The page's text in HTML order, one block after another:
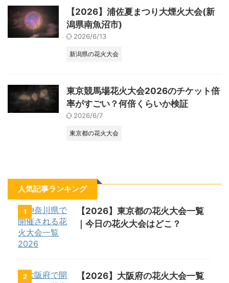
【2026】浦佐夏まつり大煙火大会(新
潟県南魚沼市)
2026/6/13
新潟県の花火大会
東京競馬場花火大会2026のチケット倍
率がすごい？何倍くらいか検証
2026/6/7
東京都の花火大会
人気記事ランキング
1
【2026】東京都の花火大会一覧
｜今日の花火大会はどこ？
2
【2026】大阪府の花火大会一覧